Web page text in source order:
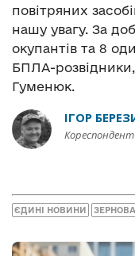
повітряних
нашу увагу. За
окупантів та 8
БПЛА-
Гуменюк.
ІГОР
ЄДИНІ НОВИНИ